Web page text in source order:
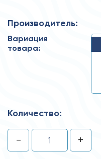
Производитель:
Вариация
товара:
Количество:
- +